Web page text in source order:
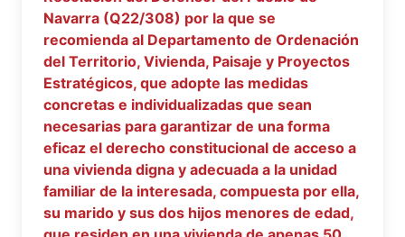
Navarra (Q22/308) por la que se
recomienda al Departamento de Ordenación
del Territorio, Vivienda, Paisaje y Proyectos
Estratégicos, que adopte las medidas
concretas e individualizadas que sean
necesarias para garantizar de una forma
eficaz el derecho constitucional de acceso a
una vivienda digna y adecuada a la unidad
familiar de la interesada, compuesta por ella,
su marido y sus dos hijos menores de edad,